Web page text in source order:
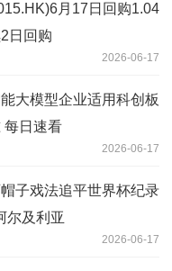
月17日回购1.04
日回购
2026-06-17
能大模型企业适用科创板
每日速看
2026-06-17
帽子戏法追平世界杯纪录
尔及利亚
2026-06-17